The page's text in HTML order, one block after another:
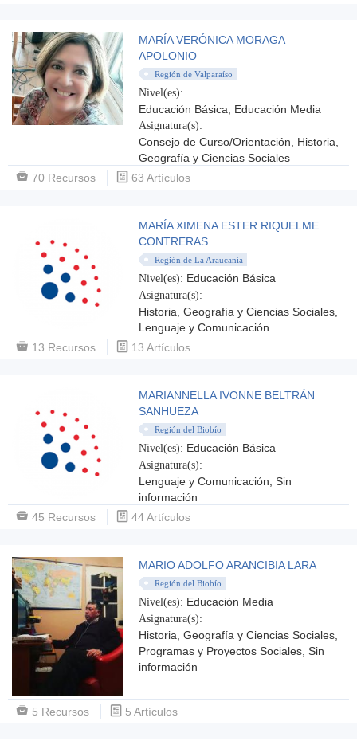
MARÍA VERÓNICA MORAGA
APOLONIO
Región de Valparaíso
Nivel(es):
Educación Básica, Educación Media
Asignatura(s):
Consejo de Curso/Orientación, Historia,
Geografía y Ciencias Sociales
70 Recursos
63 Artículos
MARÍA XIMENA ESTER RIQUELME
CONTRERAS
Región de La Araucanía
Nivel(es): Educación Básica
Asignatura(s):
Historia, Geografía y Ciencias Sociales,
Lenguaje y Comunicación
13 Recursos
13 Artículos
MARIANNELLA IVONNE BELTRÁN
SANHUEZA
Región del Biobío
Nivel(es): Educación Básica
Asignatura(s):
Lenguaje y Comunicación, Sin
información
45 Recursos
44 Artículos
MARIO ADOLFO ARANCIBIA LARA
Región del Biobío
Nivel(es): Educación Media
Asignatura(s):
Historia, Geografía y Ciencias Sociales,
Programas y Proyectos Sociales, Sin
información
5 Recursos 5 Artículos